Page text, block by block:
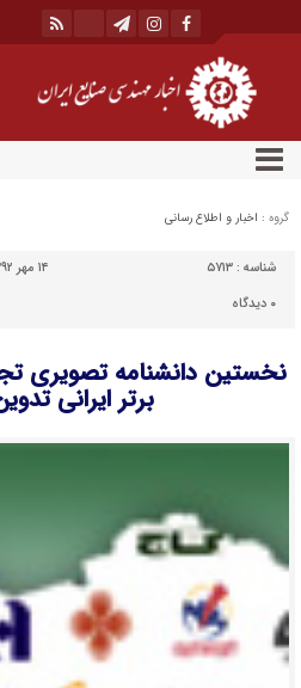
گروه : اخبار و اطلاع رسانی
شناسه : ۵۷۱۳
۱۴ مهر ۱۳۹۲ - ۲۰:۰۷
۰ دیدگاه
نخستین دانشنامه تصویری
برتر ایرانی